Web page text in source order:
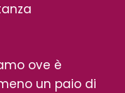
ove è
un paio di